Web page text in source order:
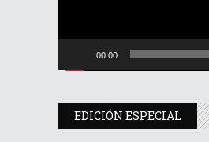
00:00
EDICIÓN ESPECIAL